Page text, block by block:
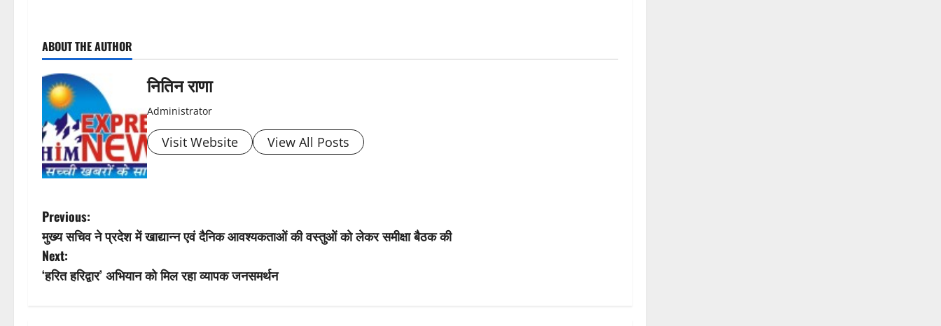
o
s
t
n
a
v
i
g
ABOUT THE AUTHOR
नितिन राणा
Administrator
Visit Website View All Posts
P
o
s
Previous:
मुख्य सचिव ने प्रदेश में खाद्यान्न एवं दैनिक आवश्यकताओं की वस्तुओं को लेकर समीक्षा बैठक की
Next:
‘हरित हरिद्वार’ अभियान को मिल रहा व्यापक जनसमर्थन